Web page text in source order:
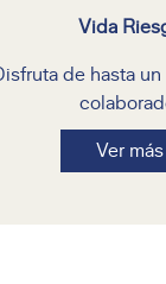
Vida
Disfruta de hasta
Ver más